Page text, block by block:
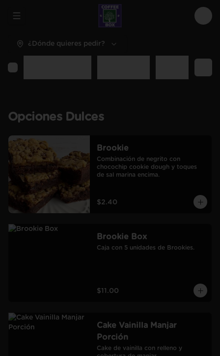
Abrir menu de navegación
¿Dónde quieres pedir?
Opciones Dulces
Brookie
Combinación de negrito con
chocochip cookie dough y toques
de sal marina encima.
$2.40
Brookie Box
Caja con 5 unidades de Brookies.
$11.00
Cake Vainilla Manjar
Porción
Cake de vainilla con relleno y